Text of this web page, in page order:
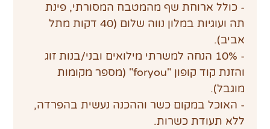
- כולל ארוחת שף מהמטבח המסורתי, פינת
תה ועוגיות במלון נווה שלום (40 דקות מתל
אביב).
- 10% הנחה למשרתי מילואים ובני/בנות זוג
והזנת קוד קופון "foryou" (מספר מקומות
מוגבל).
- האוכל במקום כשר וההכנה נעשית בהפרדה,
ללא תעודת כשרות.